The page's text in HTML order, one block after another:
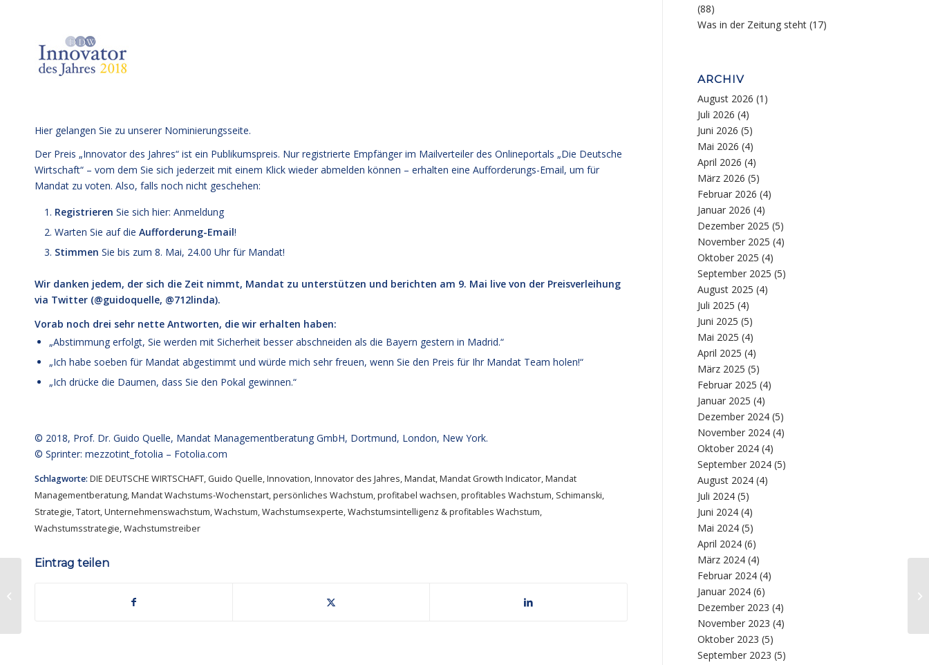
Hier gelangen Sie zu unserer Nominierungsseite.
Der Preis „Innovator des Jahres“ ist ein Publikumspreis. Nur registrierte Empfänger im Mailverteiler des Onlineportals „Die Deutsche
Wirtschaft“ – vom dem Sie sich jederzeit mit einem Klick wieder abmelden können – erhalten eine Aufforderungs-Email, um für
Mandat zu voten. Also, falls noch nicht geschehen:
Registrieren Sie sich hier: Anmeldung
Warten Sie auf die Aufforderung-Email!
Stimmen Sie bis zum 8. Mai, 24.00 Uhr für Mandat!
Wir danken jedem, der sich die Zeit nimmt, Mandat zu unterstützen und berichten am 9. Mai live von der Preisverleihung
via Twitter (@guidoquelle, @712linda).
Vorab noch drei sehr nette Antworten, die wir erhalten haben:
„Abstimmung erfolgt, Sie werden mit Sicherheit besser abschneiden als die Bayern gestern in Madrid.“
„Ich habe soeben für Mandat abgestimmt und würde mich sehr freuen, wenn Sie den Preis für Ihr Mandat Team holen!“
„Ich drücke die Daumen, dass Sie den Pokal gewinnen.“
© 2018, Prof. Dr. Guido Quelle, Mandat Managementberatung GmbH, Dortmund, London, New York.
© Sprinter: mezzotint_fotolia – Fotolia.com
Schlagworte: DIE DEUTSCHE WIRTSCHAFT, Guido Quelle,Innovation,Innovator des Jahres,Mandat,Mandat Growth Indicator,Mandat
Managementberatung,Mandat Wachstums-Wochenstart,persönliches Wachstum,profitabel wachsen,profitables Wachstum, Schimanski,
Strategie,Tatort,Unternehmenswachstum,Wachstum,Wachstumsexperte,Wachstumsintelligenz & profitables Wachstum,
Wachstumsstrategie,Wachstumstreiber
Eintrag teilen
(88)
Was in der Zeitung steht (17)
ARCHIV
August 2026 (1)
Juli 2026 (4)
Juni 2026 (5)
Mai 2026 (4)
April 2026 (4)
März 2026 (5)
Februar 2026 (4)
Januar 2026 (4)
Dezember 2025 (5)
November 2025 (4)
Oktober 2025 (4)
September 2025 (5)
August 2025 (4)
Juli 2025 (4)
Juni 2025 (5)
Mai 2025 (4)
April 2025 (4)
März 2025 (5)
Februar 2025 (4)
Januar 2025 (4)
Dezember 2024 (5)
November 2024 (4)
Oktober 2024 (4)
September 2024 (5)
August 2024 (4)
Juli 2024 (5)
Juni 2024 (4)
Mai 2024 (5)
April 2024 (6)
März 2024 (4)
Februar 2024 (4)
Januar 2024 (6)
Dezember 2023 (4)
November 2023 (4)
Oktober 2023 (5)
September 2023 (5)
Nr. 314: Was geschieht ohne Ihr